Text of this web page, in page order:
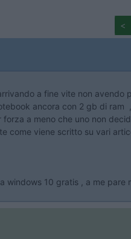
<
a fine vite non
ancora con 2 gb di
a meno che uno non
come viene scritto su vari
windows 10 gratis , a me